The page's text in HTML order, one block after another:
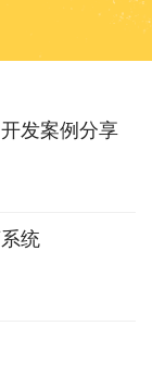
发案例分享
统